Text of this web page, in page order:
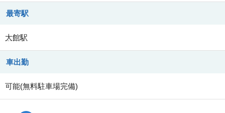
最寄駅
大館駅
車出勤
可能(無料駐車場完備)